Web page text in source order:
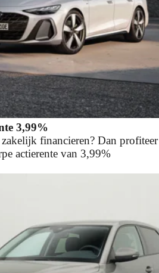
3,99%
financieren? Dan profiteer
actierente van 3,99%